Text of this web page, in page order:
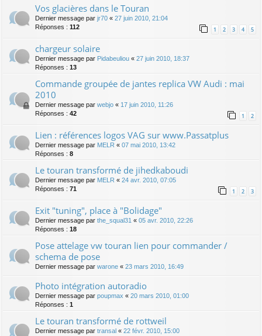
Vos glacières dans le Touran
Dernier message par jr70 « 27 juin 2010, 21:04
Réponses : 112 1 2 3 4 5
chargeur solaire
Dernier message par Pidabeuliou « 27 juin 2010, 18:37
Réponses : 13
Commande groupée de jantes replica VW Audi : mai
2010
Dernier message par webjo « 17 juin 2010, 11:26
Réponses : 42 1 2
Lien : références logos VAG sur www.Passatplus
Dernier message par MELR « 07 mai 2010, 13:42
Réponses : 8
Le touran transformé de jihedkaboudi
Dernier message par MELR « 24 avr. 2010, 07:05
Réponses : 71 1 2 3
Exit "tuning", place à "Bolidage"
Dernier message par the_squal31 « 05 avr. 2010, 22:26
Réponses : 18
Pose attelage vw touran lien pour commander /
schema de pose
Dernier message par warone « 23 mars 2010, 16:49
Photo intégration autoradio
Dernier message par poupmax « 20 mars 2010, 01:00
Réponses : 1
Le touran transformé de rottweil
Dernier message par transal « 22 févr. 2010, 15:00